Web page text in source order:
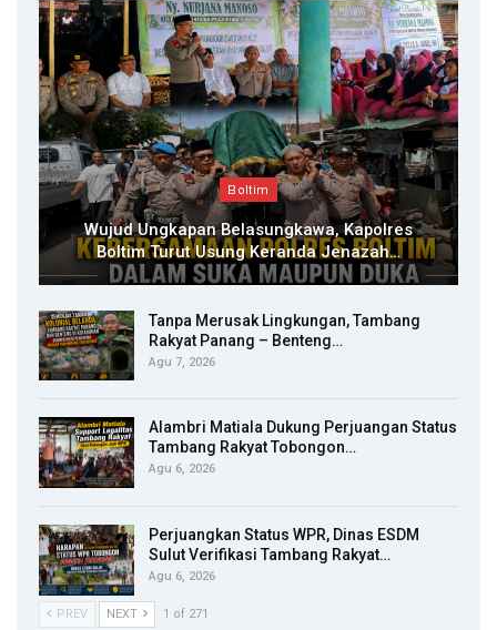
Boltim
Wujud Ungkapan Belasungkawa, Kapolres
Boltim Turut Usung Keranda Jenazah…
Tanpa Merusak Lingkungan, Tambang
Rakyat Panang – Benteng…
Agu 7, 2026
Alambri Matiala Dukung Perjuangan Status
Tambang Rakyat Tobongon…
Agu 6, 2026
Perjuangkan Status WPR, Dinas ESDM
Sulut Verifikasi Tambang Rakyat…
Agu 6, 2026
PREV NEXT 1 of 271